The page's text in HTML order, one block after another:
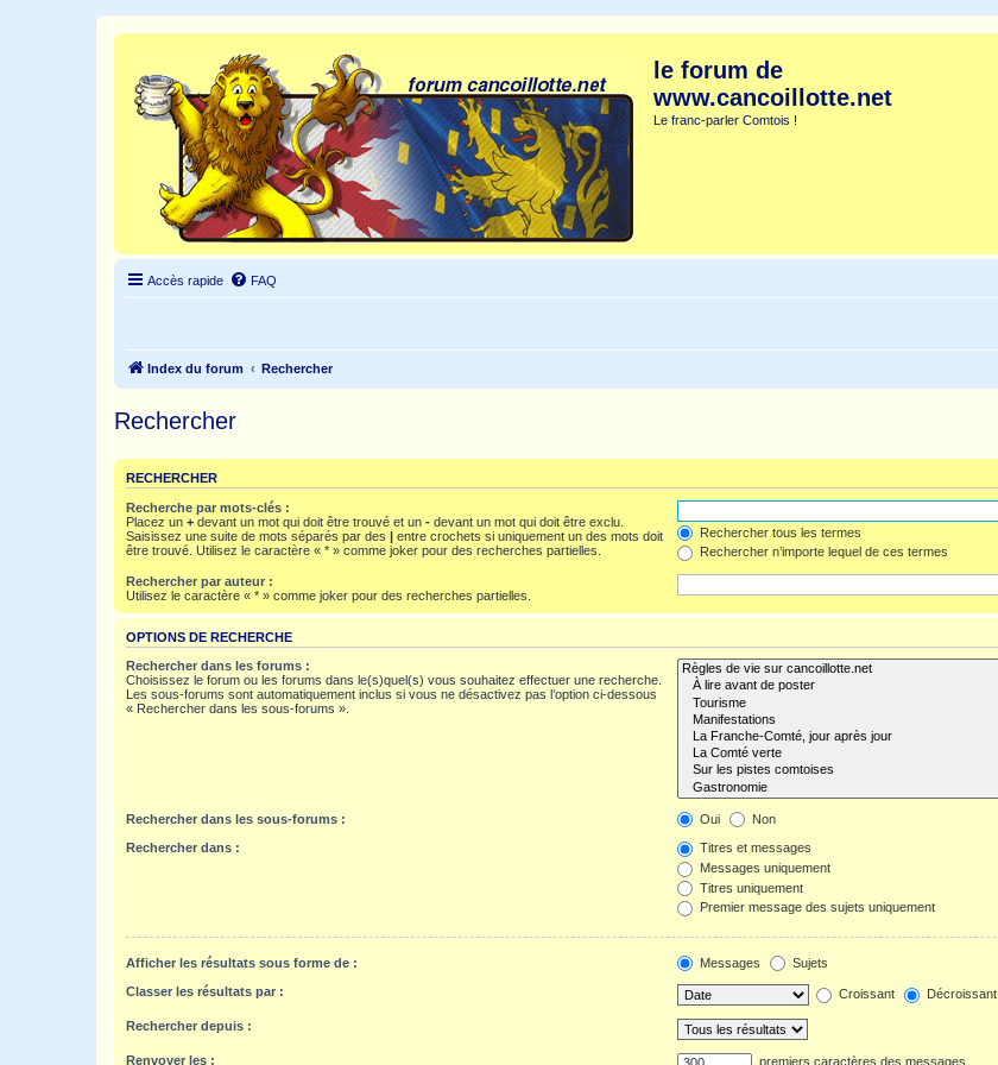
le forum de
www.cancoillotte.net
Le franc-parler Comtois !
Accès rapide FAQ
Index du forum Rechercher
Rechercher
RECHERCHER
Recherche par mots-clés :
Placez un + devant un mot qui doit être trouvé et un - devant un mot qui doit être exclu.
Saisissez une suite de mots séparés par des | entre crochets si uniquement un des mots doit
être trouvé. Utilisez le caractère « * » comme joker pour des recherches partielles.
Rechercher tous les termes
Rechercher n’importe lequel de ces termes
Rechercher par auteur :
Utilisez le caractère « * » comme joker pour des recherches partielles.
OPTIONS DE RECHERCHE
Rechercher dans les forums :
Choisissez le forum ou les forums dans le(s)quel(s) vous souhaitez effectuer une recherche.
Les sous-forums sont automatiquement inclus si vous ne désactivez pas l’option ci-dessous
« Rechercher dans les sous-forums ».
Rechercher dans les sous-forums : Oui Non
Rechercher dans :
Titres et messages
Messages uniquement
Titres uniquement
Premier message des sujets uniquement
Afficher les résultats sous forme de : Messages Sujets
Classer les résultats par : Croissant Décroissant
Rechercher depuis :
Renvoyer les : premiers caractères des messages